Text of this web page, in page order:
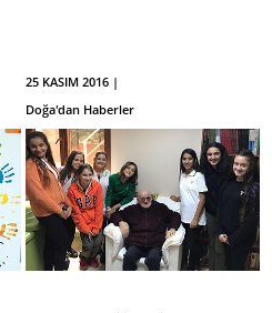
25 KASIM 2016 |
Doğa'dan Haberler